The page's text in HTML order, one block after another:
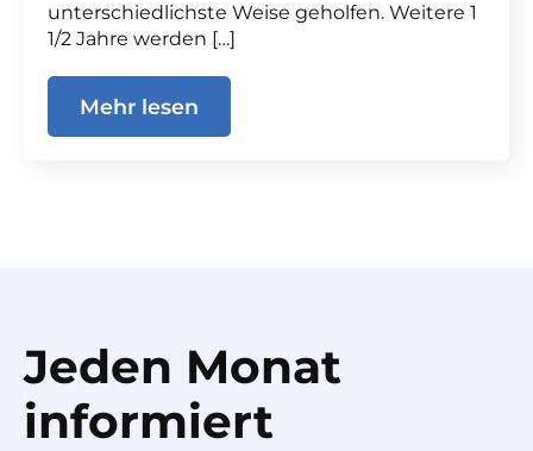
unterschiedlichste Weise geholfen. Weitere 1
1/2 Jahre werden […]
Mehr lesen
Jeden Monat
informiert